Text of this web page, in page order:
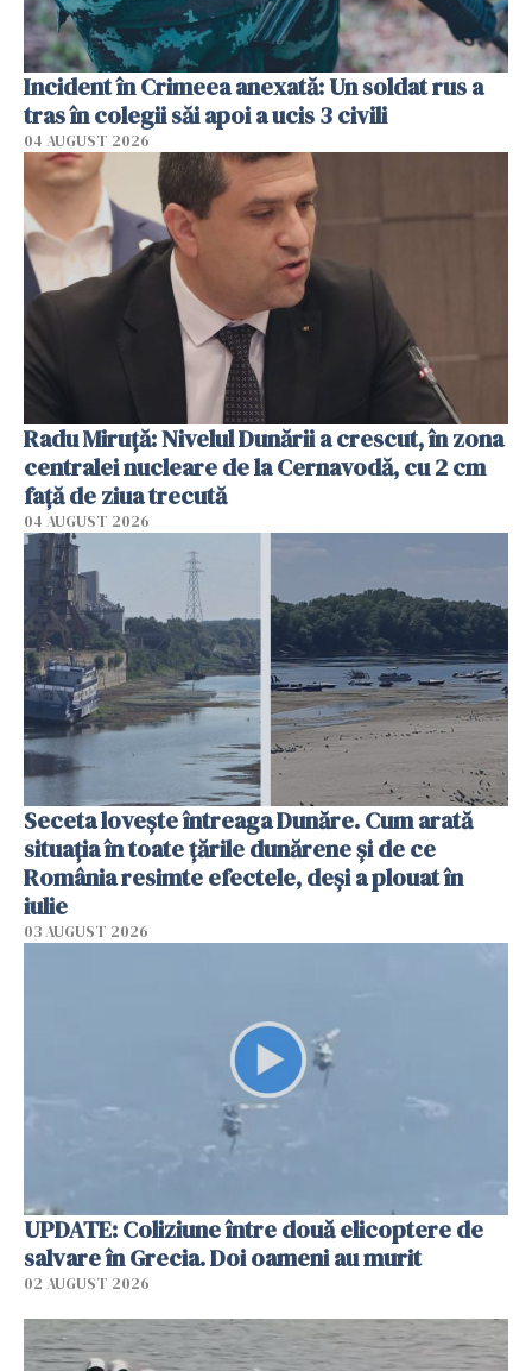
Incident în Crimeea anexată: Un soldat rus a
tras în colegii săi apoi a ucis 3 civili
04 AUGUST 2026
Radu Miruţă: Nivelul Dunării a crescut, în zona
centralei nucleare de la Cernavodă, cu 2 cm
faţă de ziua trecută
04 AUGUST 2026
Seceta lovește întreaga Dunăre. Cum arată
situația în toate țările dunărene și de ce
România resimte efectele, deși a plouat în
iulie
03 AUGUST 2026
UPDATE: Coliziune între două elicoptere de
salvare în Grecia. Doi oameni au murit
02 AUGUST 2026